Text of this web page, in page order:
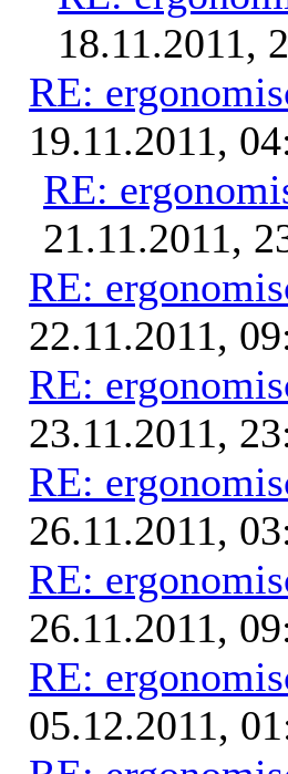
18.11.2011,
RE:
19.11.2011,
RE:
21.11.2011,
RE:
22.11.2011,
RE:
23.11.2011,
RE:
26.11.2011,
RE:
26.11.2011,
RE:
05.12.2011,